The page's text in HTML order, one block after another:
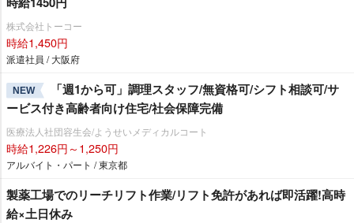
株式会社トーコー
時給1,450円
派遣社員 / 大阪府
NEW
「週1から可」調理スタッフ/無資格可/シフト相談可/サ
ービス付き高齢者向け住宅/社会保障完備
医療法人社団容生会/ようせいメディカルコート
時給1,226円～1,250円
アルバイト・パート / 東京都
製薬工場でのリーチリフト作業/リフト免許があれば即活躍!高時
給×土日休み